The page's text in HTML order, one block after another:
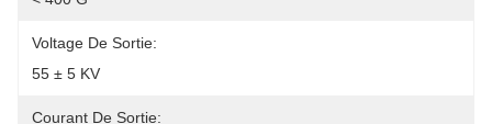
Voltage De Sortie:
55 ± 5 KV
Courant De Sortie: